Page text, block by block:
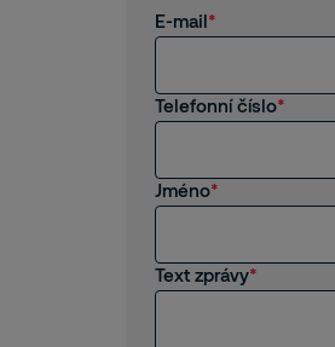
E-mail
Telefonní číslo
Jméno
Text zprávy